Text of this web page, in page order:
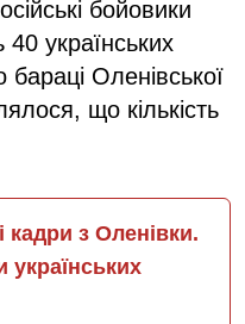
бойовики
українських
бараці Оленівської
що кількість
з Оленівки.
українських